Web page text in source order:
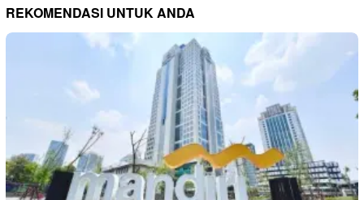
REKOMENDASI UNTUK ANDA